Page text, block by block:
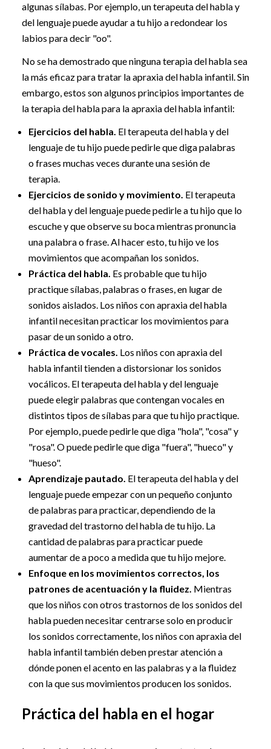
algunas sílabas. Por ejemplo, un terapeuta del habla y
del lenguaje puede ayudar a tu hijo a redondear los
labios para decir "oo".
No se ha demostrado que ninguna terapia del habla sea
la más eficaz para tratar la apraxia del habla infantil. Sin
embargo, estos son algunos principios importantes de
la terapia del habla para la apraxia del habla infantil:
Ejercicios del habla. El terapeuta del habla y del
lenguaje de tu hijo puede pedirle que diga palabras
o frases muchas veces durante una sesión de
terapia.
Ejercicios de sonido y movimiento. El terapeuta
del habla y del lenguaje puede pedirle a tu hijo que lo
escuche y que observe su boca mientras pronuncia
una palabra o frase. Al hacer esto, tu hijo ve los
movimientos que acompañan los sonidos.
Práctica del habla. Es probable que tu hijo
practique sílabas, palabras o frases, en lugar de
sonidos aislados. Los niños con apraxia del habla
infantil necesitan practicar los movimientos para
pasar de un sonido a otro.
Práctica de vocales. Los niños con apraxia del
habla infantil tienden a distorsionar los sonidos
vocálicos. El terapeuta del habla y del lenguaje
puede elegir palabras que contengan vocales en
distintos tipos de sílabas para que tu hijo practique.
Por ejemplo, puede pedirle que diga "hola", "cosa" y
"rosa". O puede pedirle que diga "fuera", "hueco" y
"hueso".
Aprendizaje pautado. El terapeuta del habla y del
lenguaje puede empezar con un pequeño conjunto
de palabras para practicar, dependiendo de la
gravedad del trastorno del habla de tu hijo. La
cantidad de palabras para practicar puede
aumentar de a poco a medida que tu hijo mejore.
Enfoque en los movimientos correctos, los
patrones de acentuación y la fluidez. Mientras
que los niños con otros trastornos de los sonidos del
habla pueden necesitar centrarse solo en producir
los sonidos correctamente, los niños con apraxia del
habla infantil también deben prestar atención a
dónde ponen el acento en las palabras y a la fluidez
con la que sus movimientos producen los sonidos.
Práctica del habla en el hogar